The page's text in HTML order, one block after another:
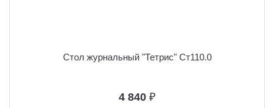
Стол журнальный "Тетрис" Ст110.0
4 840 ₽